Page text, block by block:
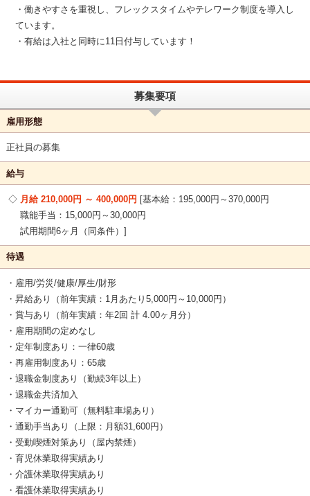
・働きやすさを重視し、フレックスタイムやテレワーク制度を導入し
ています。
・有給は入社と同時に11日付与しています！
募集要項
雇用形態
正社員の募集
給与
月給 210,000円 ～ 400,000円
基本給：195,000円～370,000円
職能手当：15,000円～30,000円
試用期間6ヶ月（同条件）
待遇
・雇用/労災/健康/厚生/財形
・昇給あり（前年実績：1月あたり5,000円～10,000円）
・賞与あり（前年実績：年2回 計 4.00ヶ月分）
・雇用期間の定めなし
・定年制度あり：一律60歳
・再雇用制度あり：65歳
・退職金制度あり（勤続3年以上）
・退職金共済加入
・マイカー通勤可（無料駐車場あり）
・通勤手当あり（上限：月額31,600円）
・受動喫煙対策あり（屋内禁煙）
・育児休業取得実績あり
・介護休業取得実績あり
・看護休業取得実績あり